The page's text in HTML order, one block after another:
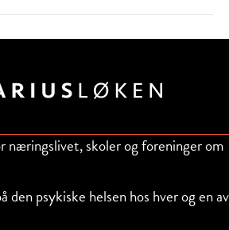
næringslivet, skoler og foreninger om
den psykiske helsen hos hver og en av